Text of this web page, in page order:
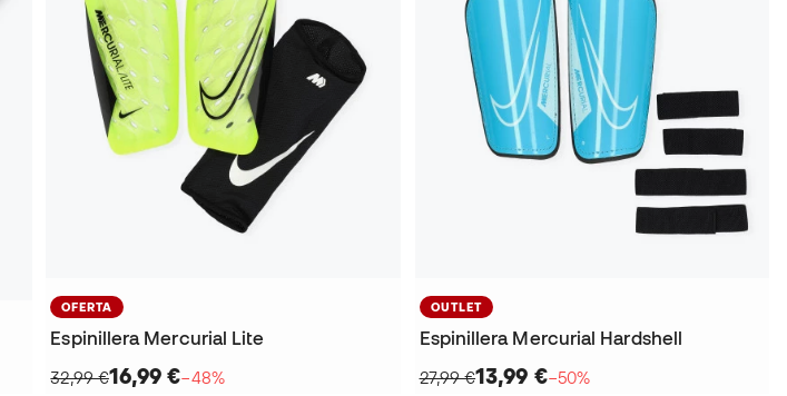
OFERTA
Espinillera Mercurial Lite
32,99 €16,99 €−48%
OUTLET
Espinillera Mercurial Hardshell
27,99 €13,99 €−50%